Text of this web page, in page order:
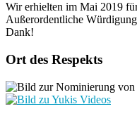
Wir erhielten im Mai 2019
Außerordentliche
Dank!
Ort des Respekts